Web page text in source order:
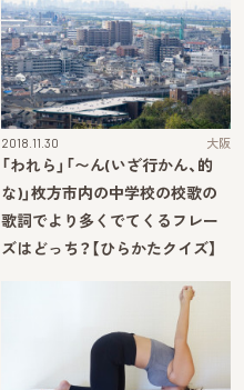
2018.11.30 大阪
「われら」「〜ん(いざ行かん、的
な)」枚方市内の中学校の校歌の
歌詞でより多くでてくるフレー
ズはどっち？【ひらかたクイズ】